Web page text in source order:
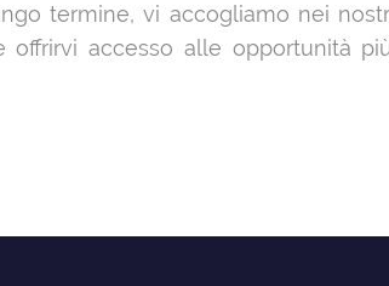
termine, vi accogliamo nei
accesso alle opportunità